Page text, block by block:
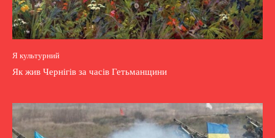
Я культурний
Як жив Чернігів за часів Гетьманщини